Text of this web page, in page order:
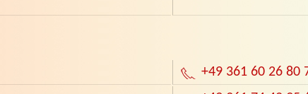
+49 361 60 26 80